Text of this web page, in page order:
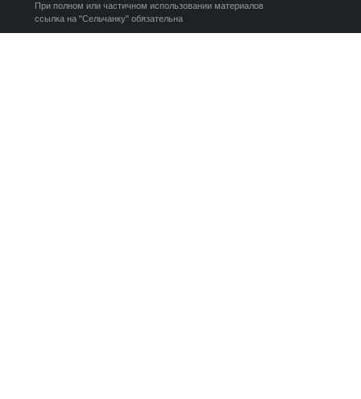
При полном или частичном использовании материалов
ссылка на "Сельчанку" обязательна